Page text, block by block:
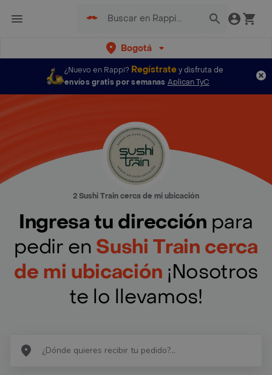
Bogotá
¿Nuevo en Rappi? Regístratey disfruta de
envíos gratis por semanas Aplican TyC
2 Sushi Train cerca de mi ubicación
Ingresa tu dirección para
pedir en Sushi Train cerca
de mi ubicación ¡Nosotros
te lo llevamos!